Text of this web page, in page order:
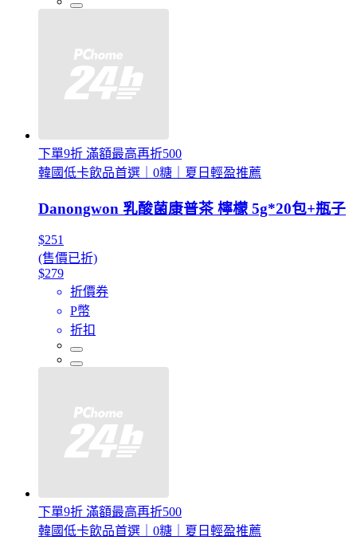
下單9折 滿額最高再折500
韓國低卡飲品首選｜0糖｜夏日輕盈推薦
Danongwon 乳酸菌康普茶 檸檬 5g*20包+瓶子
$251
(售價已折)
$279
折價券
P幣
折扣
下單9折 滿額最高再折500
韓國低卡飲品首選｜0糖｜夏日輕盈推薦